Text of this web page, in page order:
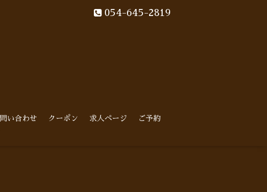
054-645-2819
い合わせ クーポン 求人ページ
ご予約